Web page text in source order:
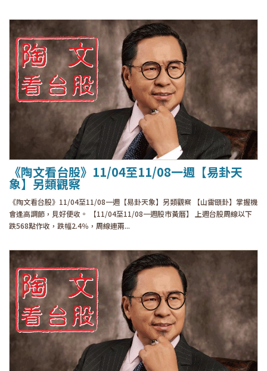
《陶文看台股》11/04至11/08一週【易卦天
象】另類觀察
《陶文看台股》11/04至11/08一週【易卦天象】另類觀察 【山雷頤卦】掌握機
會逢高調節，見好便收。 【11/04至11/08一週股市黃曆】 上週台股周線以下
跌568點作收，跌幅2.4％，周線連兩...